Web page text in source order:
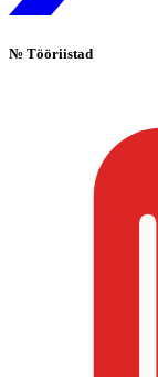
№ Tööriistad